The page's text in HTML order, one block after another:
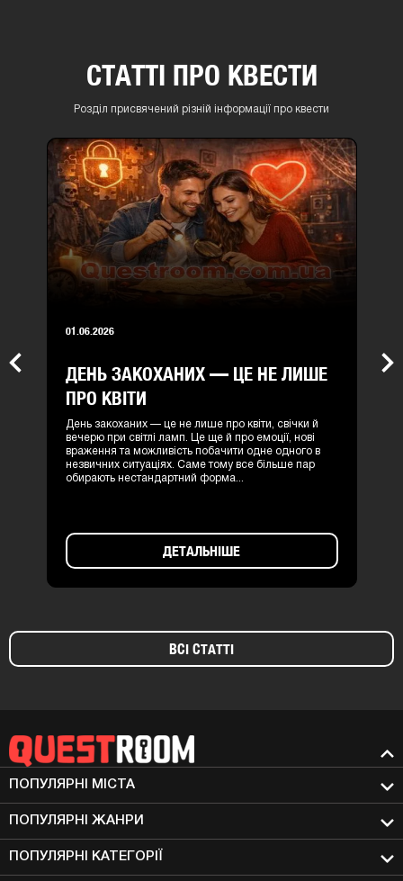
СТАТТІ ПРО КВЕСТИ
Розділ присвячений різній інформації про квести
Previous
ДЕНЬ ЗАКОХАНИХ — ЦЕ НЕ ЛИШЕ
ПРО КВІТИ
День закоханих — це не лише про квіти, свічки й
вечерю при світлі ламп. Це ще й про емоції, нові
враження та можливість побачити одне одного в
незвичних ситуаціях. Саме тому все більше пар
обирають нестандартний форма...
01.06.2026
ДЕТАЛЬНІШЕ
ВСІ СТАТТІ
ПОПУЛЯРНІ МIСТА
ПОПУЛЯРНІ ЖАНРИ
ПОПУЛЯРНІ КАТЕГОРІЇ